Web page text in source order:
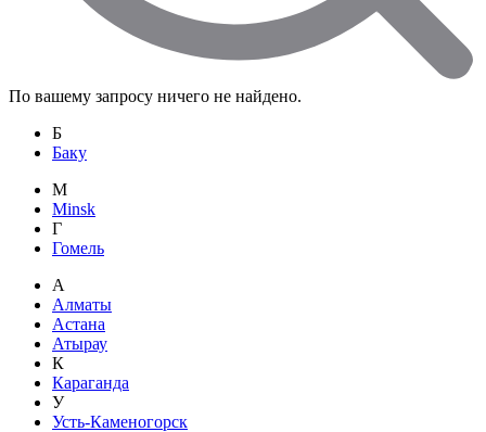
По вашему запросу ничего не найдено.
Б
Баку
M
Minsk
Г
Гомель
А
Алматы
Астана
Атырау
К
Караганда
У
Усть-Каменогорск